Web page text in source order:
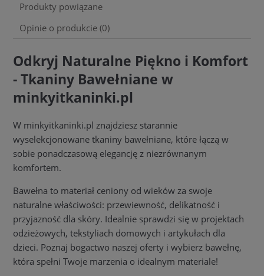
Produkty powiązane
Opinie o produkcie (0)
Odkryj Naturalne Piękno i Komfort
- Tkaniny Bawełniane w
minkyitkaninki.pl
W minkyitkaninki.pl znajdziesz starannie
wyselekcjonowane tkaniny bawełniane, które łączą w
sobie ponadczasową elegancję z niezrównanym
komfortem.
Bawełna to materiał ceniony od wieków za swoje
naturalne właściwości: przewiewność, delikatność i
przyjazność dla skóry. Idealnie sprawdzi się w projektach
odzieżowych, tekstyliach domowych i artykułach dla
dzieci. Poznaj bogactwo naszej oferty i wybierz bawełnę,
która spełni Twoje marzenia o idealnym materiale!